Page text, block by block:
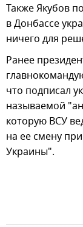
Также Якубов
в Донбассе
ничего для
Ранее
что подписал
называемой
которую ВСУ
на ее смену
Украины".